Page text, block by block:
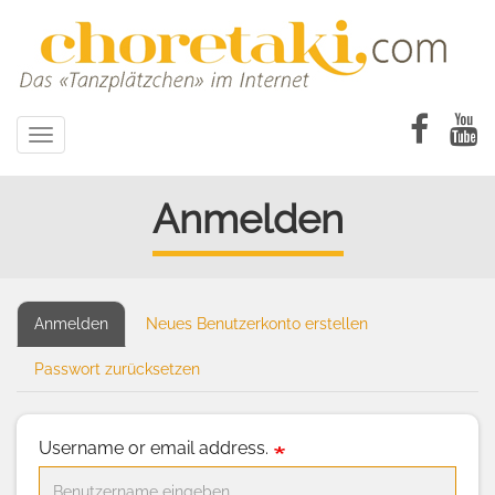
Toggle
navigation
Anmelden
Primary
tabs
Anmelden (aktiver
Reiter)
Neues Benutzerkonto erstellen
Passwort zurücksetzen
Username or email address.